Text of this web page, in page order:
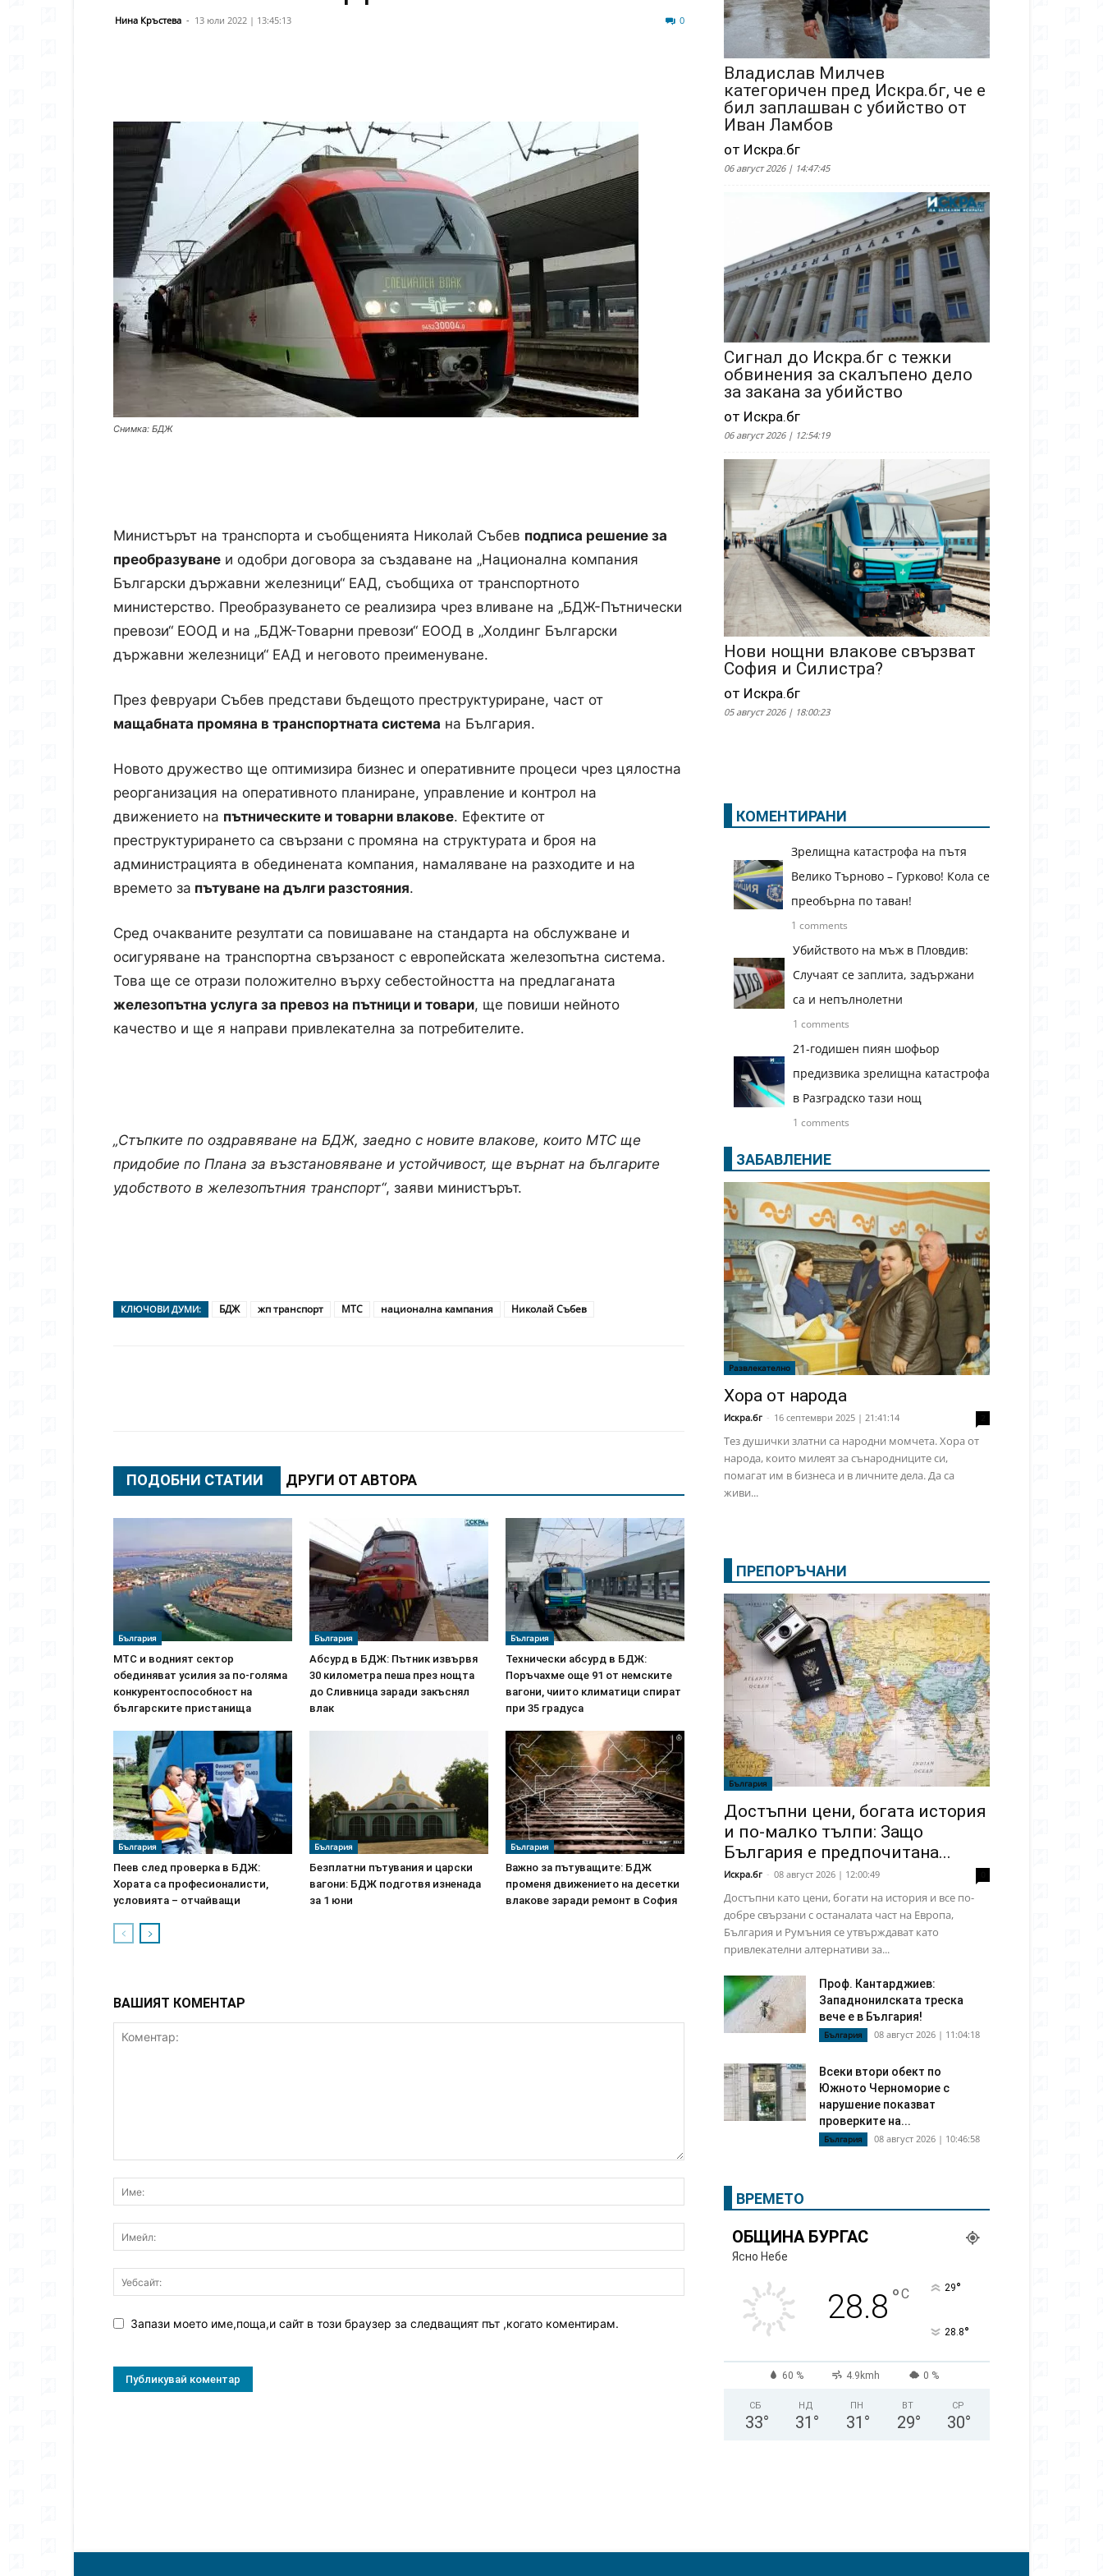
Нина Кръстева - 13 юли 2022 | 13:45:13 0
Снимка: БДЖ
Министърът на транспорта и съобщенията Николай Събев подписа решение за
преобразуване и одобри договора за създаване на „Национална компания
Български държавни железници“ ЕАД, съобщиха от транспортното
министерство. Преобразуването се реализира чрез вливане на „БДЖ-Пътнически
превози“ ЕООД и на „БДЖ-Товарни превози“ ЕООД в „Холдинг Български
държавни железници“ ЕАД и неговото преименуване.
През февруари Събев представи бъдещото преструктуриране, част от
мащабната промяна в транспортната система на България.
Новото дружество ще оптимизира бизнес и оперативните процеси чрез цялостна
реорганизация на оперативното планиране, управление и контрол на
движението на пътническите и товарни влакове. Ефектите от
преструктурирането са свързани с промяна на структурата и броя на
администрацията в обединената компания, намаляване на разходите и на
времето за пътуване на дълги разстояния.
Сред очакваните резултати са повишаване на стандарта на обслужване и
осигуряване на транспортна свързаност с европейската железопътна система.
Това ще се отрази положително върху себестойността на предлаганата
железопътна услуга за превоз на пътници и товари, ще повиши нейното
качество и ще я направи привлекателна за потребителите.
„Стъпките по оздравяване на БДЖ, заедно с новите влакове, които МТС ще
придобие по Плана за възстановяване и устойчивост, ще върнат на българите
удобството в железопътния транспорт“, заяви министърът.
КЛЮЧОВИ ДУМИ: БДЖ жп транспорт МТС национална кампания Николай Събев
ПОДОБНИ СТАТИИ ДРУГИ ОТ АВТОРА
България
МТС и водният сектор
обединяват усилия за по-голяма
конкурентоспособност на
българските пристанища
България
Абсурд в БДЖ: Пътник извървя
30 километра пеша през нощта
до Сливница заради закъснял
влак
България
Технически абсурд в БДЖ:
Поръчахме още 91 от немските
вагони, чиито климатици спират
при 35 градуса
България
Пеев след проверка в БДЖ:
Хората са професионалисти,
условията – отчайващи
България
Безплатни пътувания и царски
вагони: БДЖ подготвя изненада
за 1 юни
България
Важно за пътуващите: БДЖ
променя движението на десетки
влакове заради ремонт в София
ВАШИЯТ КОМЕНТАР
Запази моето име,поща,и сайт в този браузер за следващият път ,когато коментирам.
Владислав Милчев
категоричен пред Искра.бг, че е
бил заплашван с убийство от
Иван Ламбов
от Искра.бг
06 август 2026 | 14:47:45
Сигнал до Искра.бг с тежки
обвинения за скалъпено дело
за закана за убийство
от Искра.бг
06 август 2026 | 12:54:19
Нови нощни влакове свързват
София и Силистра?
от Искра.бг
05 август 2026 | 18:00:23
КОМЕНТИРАНИ
Зрелищна катастрофа на пътя
Велико Търново – Гурково! Кола се
преобърна по таван!
1 comments
Убийството на мъж в Пловдив:
Случаят се заплита, задържани
са и непълнолетни
1 comments
21-годишен пиян шофьор
предизвика зрелищна катастрофа
в Разградско тази нощ
1 comments
ЗАБАВЛЕНИЕ
Развлекателно
Хора от народа
Искра.бг - 16 септември 2025 | 21:41:14
Тез душички златни са народни момчета. Хора от
народа, които милеят за сънародниците си,
помагат им в бизнеса и в личните дела. Да са
живи...
ПРЕПОРЪЧАНИ
България
Достъпни цени, богата история
и по-малко тълпи: Защо
България е предпочитана...
Искра.бг - 08 август 2026 | 12:00:49
Достъпни като цени, богати на история и все по-
добре свързани с останалата част на Европа,
България и Румъния се утвърждават като
привлекателни алтернативи за...
Проф. Кантарджиев:
Западнонилската треска
вече е в България!
България 08 август 2026 | 11:04:18
Всеки втори обект по
Южното Черноморие с
нарушение показват
проверките на...
България 08 август 2026 | 10:46:58
ВРЕМЕТО
ОБЩИНА БУРГАС
Ясно Небе
28.8 °C 29°
28.8°
60 % 4.9kmh 0 %
СБ
33°
НД
31 °
ПН
31 °
ВТ
29°
СР
30°